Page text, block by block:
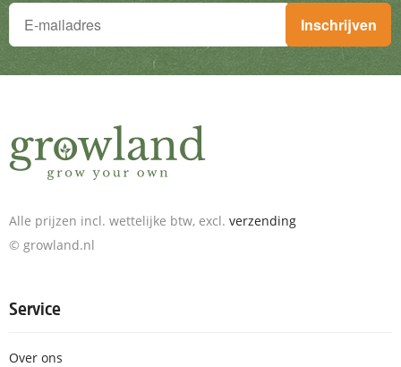
Je wilt niets missen!
Schrijf je in voor de nieuwsbrief en ontvang geweldige
Inschrijven
Alle prijzen incl. wettelijke btw, excl. verzending
© growland.nl
Service
Over ons